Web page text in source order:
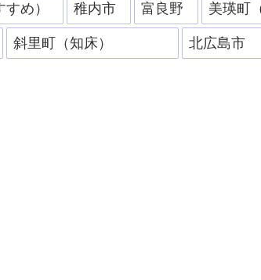
め） 稚内市 富良野 美瑛町
斜里町（知床） 北広島市